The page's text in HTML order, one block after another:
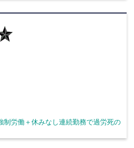
制労働＋休みなし連続勤務で過労死の